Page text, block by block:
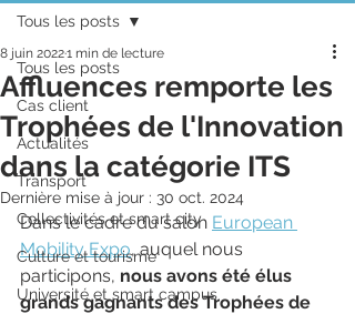
Tous les posts
Cas client
Actualités
Transport
Collectivités et smart city
Culture et tourisme
Université et smart campus
Tous les posts
Affluences remporte les
Trophées de l'Innovation
dans la catégorie ITS
8 juin 20221 min de lecture
Dernière mise à jour : 30 oct. 2024
Dans le cadre du salon European
Mobility Expo, auquel nous
participons, nous avons été élus
grands gagnants des Trophées de